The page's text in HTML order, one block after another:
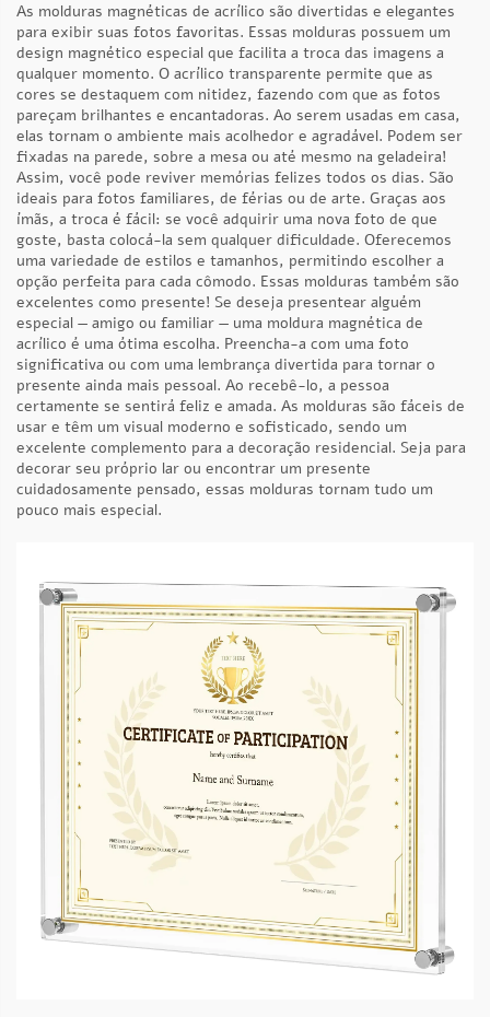
As molduras magnéticas de acrílico são divertidas e elegantes
para exibir suas fotos favoritas. Essas molduras possuem um
design magnético especial que facilita a troca das imagens a
qualquer momento. O acrílico transparente permite que as
cores se destaquem com nitidez, fazendo com que as fotos
pareçam brilhantes e encantadoras. Ao serem usadas em casa,
elas tornam o ambiente mais acolhedor e agradável. Podem ser
fixadas na parede, sobre a mesa ou até mesmo na geladeira!
Assim, você pode reviver memórias felizes todos os dias. São
ideais para fotos familiares, de férias ou de arte. Graças aos
ímãs, a troca é fácil: se você adquirir uma nova foto de que
goste, basta colocá-la sem qualquer dificuldade. Oferecemos
uma variedade de estilos e tamanhos, permitindo escolher a
opção perfeita para cada cômodo. Essas molduras também são
excelentes como presente! Se deseja presentear alguém
especial — amigo ou familiar — uma moldura magnética de
acrílico é uma ótima escolha. Preencha-a com uma foto
significativa ou com uma lembrança divertida para tornar o
presente ainda mais pessoal. Ao recebê-lo, a pessoa
certamente se sentirá feliz e amada. As molduras são fáceis de
usar e têm um visual moderno e sofisticado, sendo um
excelente complemento para a decoração residencial. Seja para
decorar seu próprio lar ou encontrar um presente
cuidadosamente pensado, essas molduras tornam tudo um
pouco mais especial.